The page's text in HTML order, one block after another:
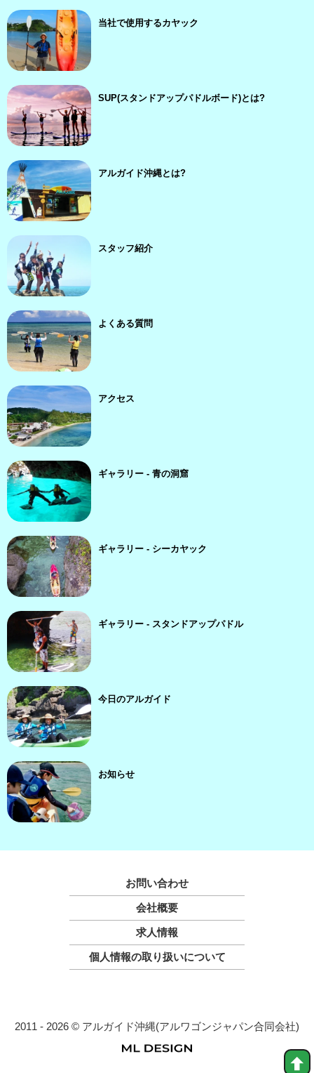
当社で使用するカヤック
SUP(スタンドアップパドルボード)とは?
アルガイド沖縄とは?
スタッフ紹介
よくある質問
アクセス
ギャラリー - 青の洞窟
ギャラリー - シーカヤック
ギャラリー - スタンドアップパドル
今日のアルガイド
お知らせ
お問い合わせ
会社概要
求人情報
個人情報の取り扱いについて
2011 - 2026 © アルガイド沖縄(アルワゴンジャパン合同会社)